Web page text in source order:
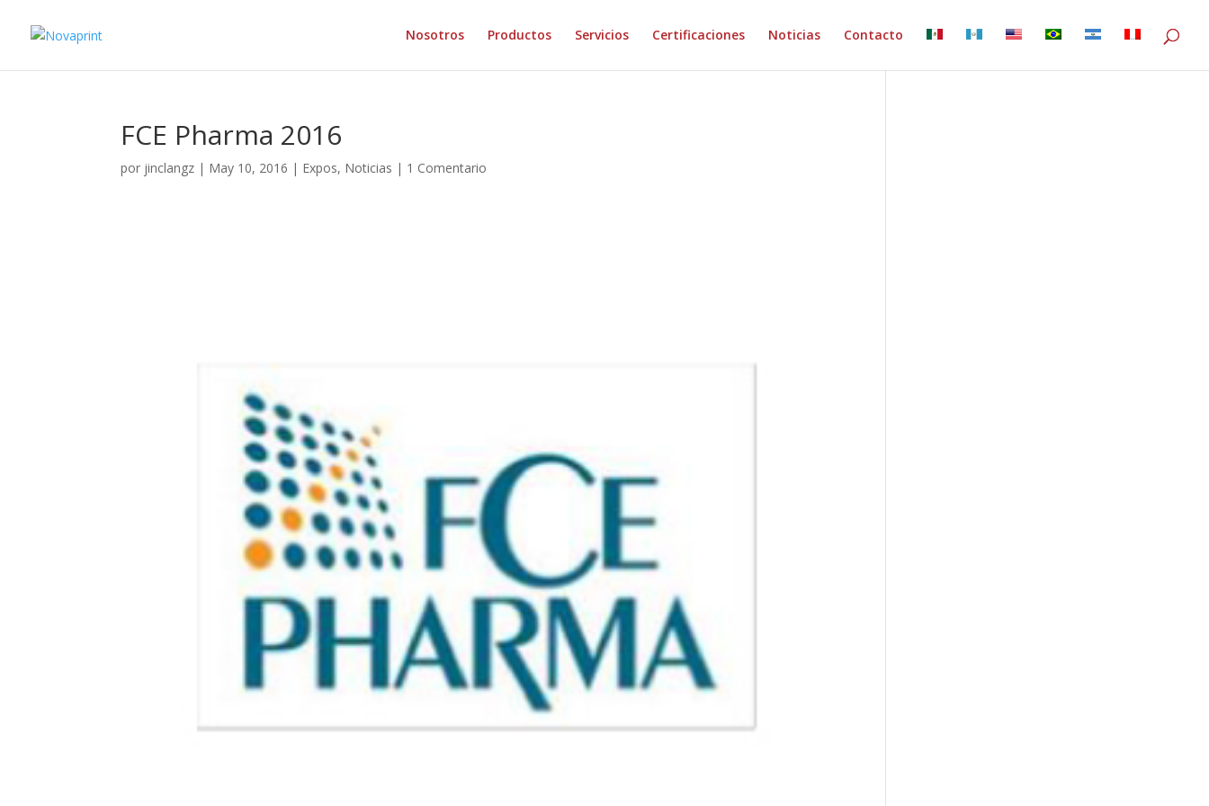
Nosotros Productos Servicios Certificaciones Noticias Contacto
FCE Pharma 2016
por jinclangz | May 10, 2016 | Expos, Noticias | 1 Comentario